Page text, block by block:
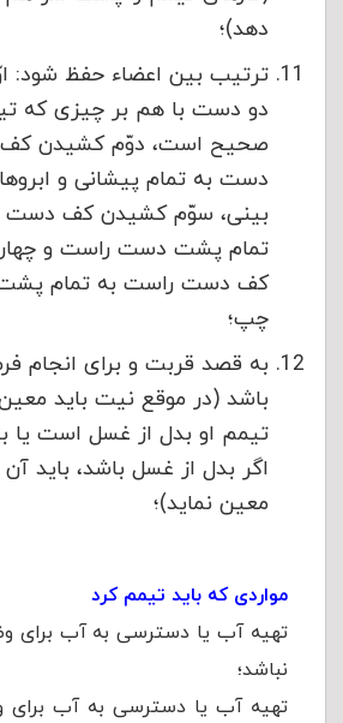
دهد)؛
ترتیب بین اعضاء حفظ شود:
دو دست با هم بر چيزی كه
صحيح است، دوّم كشيدن كف
دست به تمام پيشانی و ابروها
بينی، سوّم كشيدن كف
تمام پشت دست راست و
كف دست راست به تمام
چپ؛
به قصد قربت و برای انجام
باشد (در موقع نيت بايد
تيمم او بدل از غسل است يا
اگر بدل از غسل باشد، بايد
معين نمايد)؛
مواردی که باید تیمم کرد
تهيه آب یا دسترسی به آب برای
نباشد؛
تهيه آب یا دسترسی به آب برای